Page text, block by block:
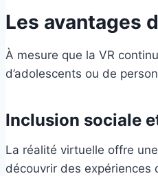
Les avantages
À mesure que la VR
d’adolescents ou de
Inclusion sociale
La réalité virtuelle offre
découvrir des expériences